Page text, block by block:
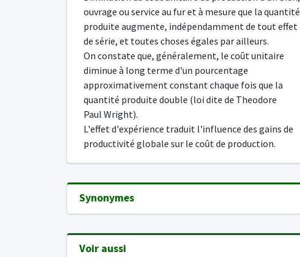
ouvrage ou service au fur et à mesure que la quantité
produite augmente, indépendamment de tout effet
de série, et toutes choses égales par ailleurs.
On constate que, généralement, le coût unitaire
diminue à long terme d'un pourcentage
approximativement constant chaque fois que la
quantité produite double (loi dite de Theodore
Paul Wright).
L'effet d'expérience traduit l'influence des gains de
productivité globale sur le coût de production.
Synonymes
Voir aussi